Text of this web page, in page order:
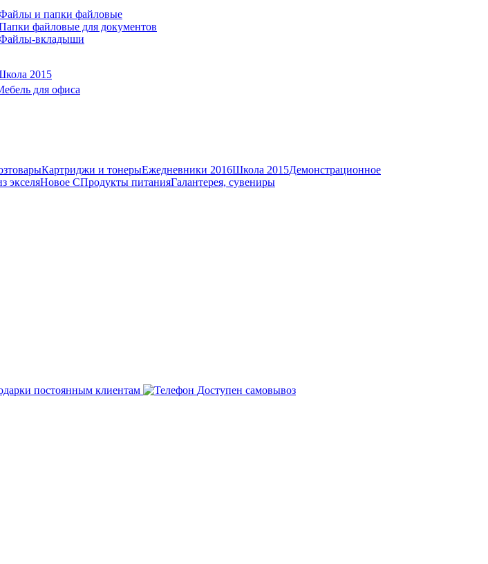
и папки файловые
файловые для документов
вкладыши
2015
для офиса
Картриджи и тонерыЕжедневники 2016Школа 2015Демонстрационное
экселяНовое СПродукты питанияГалантерея, сувениры
постоянным клиентам Доступен самовывоз